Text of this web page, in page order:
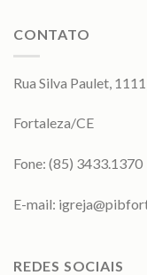
CONTATO
Rua Silva Paulet,
Fortaleza/CE
Fone: (85) 3433.1370
E-mail:
REDES SOCIAIS